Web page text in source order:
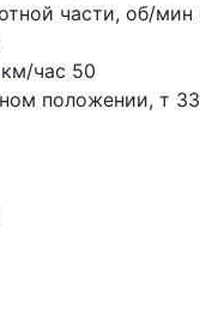
части, об/мин
час 50
положении, т 33